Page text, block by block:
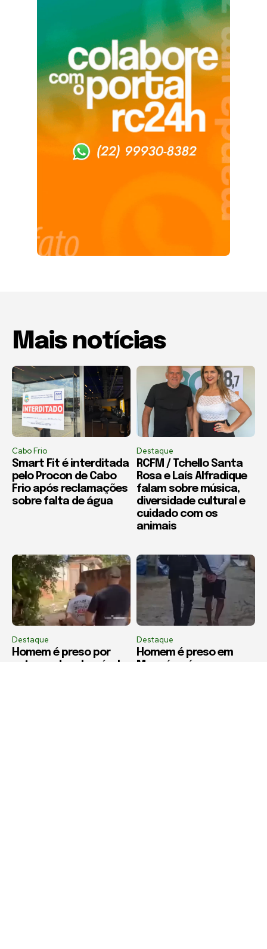
Mais notícias
Cabo Frio
Smart Fit é interditada
pelo Procon de Cabo
Frio após reclamações
sobre falta de água
Destaque
RCFM / Tchello Santa
Rosa e Laís Alfradique
falam sobre música,
diversidade cultural e
cuidado com os
animais
Destaque
Homem é preso por
estupro de vulnerável
Destaque
Homem é preso em
Macaé após ameaçar